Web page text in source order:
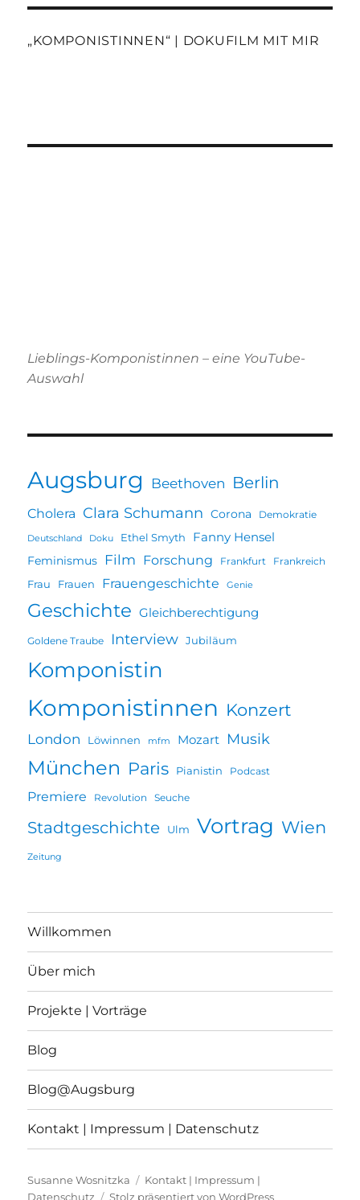
„KOMPONISTINNEN“ | DOKUFILM MIT MIR
Lieblings-Komponistinnen – eine YouTube-
Auswahl
Augsburg Beethoven Berlin
Cholera Clara Schumann Corona Demokratie
Deutschland Doku Ethel Smyth Fanny Hensel
Feminismus Film Forschung Frankfurt Frankreich
Frau Frauen Frauengeschichte Genie
Geschichte Gleichberechtigung
Goldene Traube Interview Jubiläum
Komponistin
Komponistinnen Konzert
London Löwinnen mfm Mozart Musik
München Paris Pianistin Podcast
Premiere Revolution Seuche
Stadtgeschichte Ulm Vortrag Wien
Zeitung
Willkommen
Über mich
Projekte | Vorträge
Blog
Blog@Augsburg
Kontakt | Impressum | Datenschutz
Susanne Wosnitzka
Kontakt | Impressum |
Datenschutz
Stolz präsentiert von WordPress